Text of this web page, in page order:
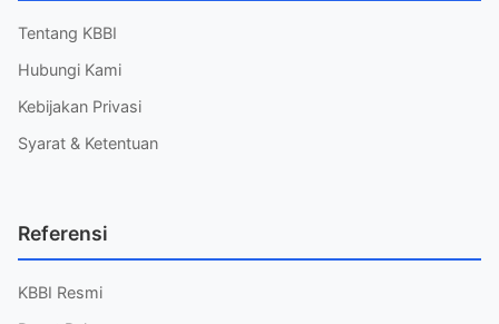
Tentang KBBI
Hubungi Kami
Kebijakan Privasi
Syarat & Ketentuan
Referensi
KBBI Resmi